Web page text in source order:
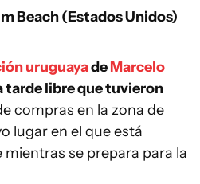
Beach (Estados Unidos)
uruguayadeMarcelo
tarde libre que tuvieron
compras en la zona de
lugar en el que está
se prepara para la